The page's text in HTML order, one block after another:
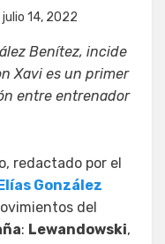
julio 14, 2022
Benítez, incide
Xavi es un primer
entre entrenador
redactado por el
González
del
: Lewandowski,